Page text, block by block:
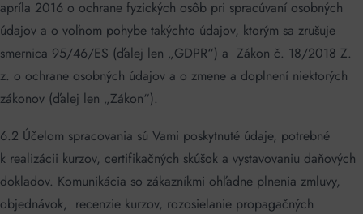
apríla 2016 o ochrane fyzických osôb pri spracúvaní osobných
údajov a o voľnom pohybe takýchto údajov, ktorým sa zrušuje
smernica 95/46/ES (ďalej len „GDPR“) a Zákon č. 18/2018 Z.
z. o ochrane osobných údajov a o zmene a doplnení niektorých
zákonov (ďalej len „Zákon“).
6.2 Účelom spracovania sú Vami poskytnuté údaje, potrebné
k realizácii kurzov, certifikačných skúšok a vystavovaniu daňových
dokladov. Komunikácia so zákazníkmi ohľadne plnenia zmluvy,
objednávok, recenzie kurzov, rozosielanie propagačných